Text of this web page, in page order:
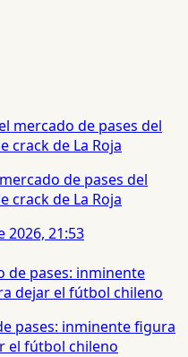
de pases del
crack de La Roja
2026, 21:53
pases: inminente figura
el fútbol chileno